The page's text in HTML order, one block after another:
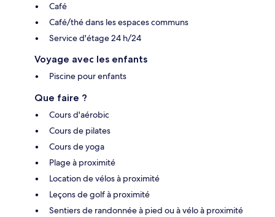
Café
Café/thé dans les espaces communs
Service d'étage 24 h/24
Voyage avec les enfants
Piscine pour enfants
Que faire ?
Cours d'aérobic
Cours de pilates
Cours de yoga
Plage à proximité
Location de vélos à proximité
Leçons de golf à proximité
Sentiers de randonnée à pied ou à vélo à proximité